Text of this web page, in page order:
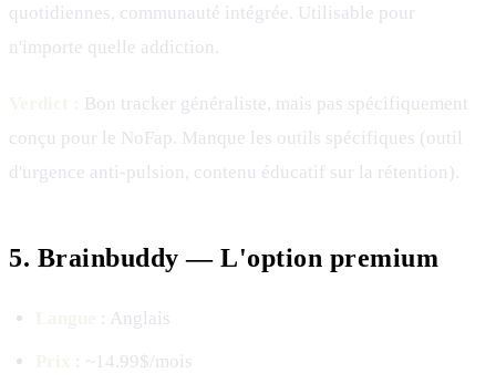
quotidiennes, communauté intégrée. Utilisable pour
n'importe quelle addiction.
Bon tracker généraliste, mais pas spécifiquement
conçu pour le NoFap. Manque les outils spécifiques (outil
d'urgence anti-pulsion, contenu éducatif sur la rétention).
5. Brainbuddy — L'option premium
: Anglais
: ~14.99$/mois